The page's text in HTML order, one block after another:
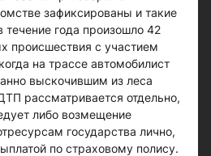
зафиксированы и такие
года произошло 42
происшествия с участием
на трассе автомобилист
выскочившим из леса
рассматривается отдельно,
либо возмещение
государства лично,
по страховому полису.